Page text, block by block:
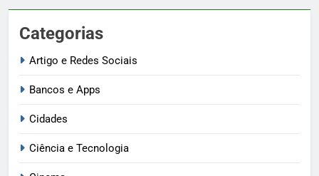
Categorias
Artigo e Redes Sociais
Bancos e Apps
Cidades
Ciência e Tecnologia